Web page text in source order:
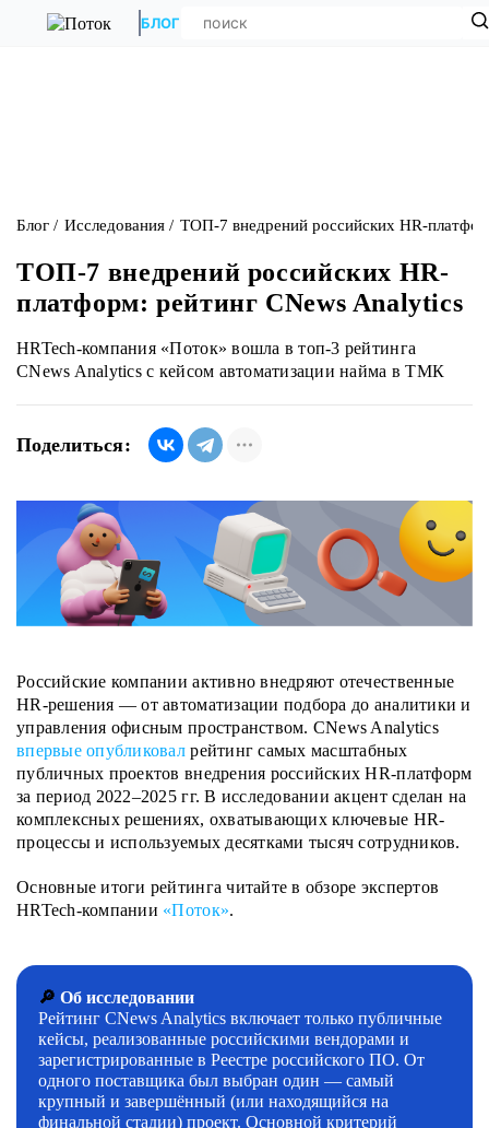
БЛОГ
Блог Исследования ТОП-7 внедрений российских HR-
ТОП-7 внедрений российских HR-
платформ: рейтинг CNews Analytics
HRTech-компания «Поток» вошла в топ-3 рейтинга
CNews Analytics с кейсом автоматизации найма в ТМК
Поделиться:
Российские компании активно внедряют отечественные
HR-решения — от автоматизации подбора до аналитики и
управления офисным пространством. CNews Analytics
впервые опубликовал рейтинг самых масштабных
публичных проектов внедрения российских HR-платформ
за период 2022–2025 гг. В исследовании акцент сделан на
комплексных решениях, охватывающих ключевые HR-
процессы и используемых десятками тысяч сотрудников.
Основные итоги рейтинга читайте в обзоре экспертов
HRTech-компании «Поток».
🔎 Об исследовании
Рейтинг CNews Analytics включает только публичные
кейсы, реализованные российскими вендорами и
зарегистрированные в Реестре российского ПО. От
одного поставщика был выбран один — самый
крупный и завершённый (или находящийся на
финальной стадии) проект. Основной критерий